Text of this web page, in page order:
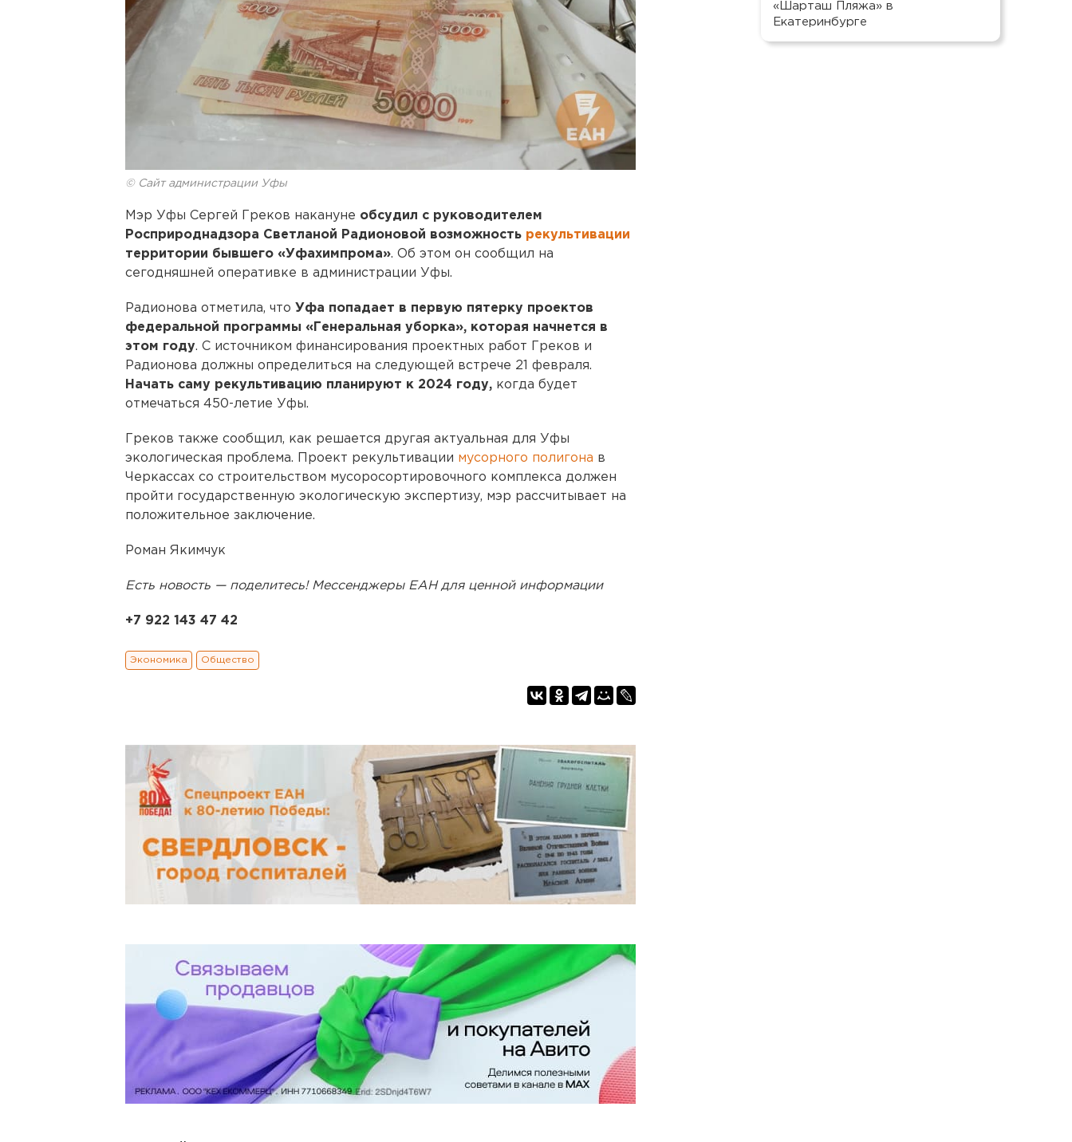
© Сайт администрации Уфы
Мэр Уфы Сергей Греков накануне обсудил с руководителем
Росприроднадзора Светланой Радионовой возможность рекультивации
территории бывшего «Уфахимпрома». Об этом он сообщил на
сегодняшней оперативке в администрации Уфы.
Радионова отметила, что Уфа попадает в первую пятерку проектов
федеральной программы «Генеральная уборка», которая начнется в
этом году. С источником финансирования проектных работ Греков и
Радионова должны определиться на следующей встрече 21 февраля.
Начать саму рекультивацию планируют к 2024 году, когда будет
отмечаться 450-летие Уфы.
Греков также сообщил, как решается другая актуальная для Уфы
экологическая проблема. Проект рекультивации мусорного полигона в
Черкассах со строительством мусоросортировочного комплекса должен
пройти государственную экологическую экспертизу, мэр рассчитывает на
положительное заключение.
Роман Якимчук
Есть новость — поделитесь! Мессенджеры ЕАН для ценной информации
+7 922 143 47 42
Экономика Общество
«Шарташ Пляжа» в
Екатеринбурге